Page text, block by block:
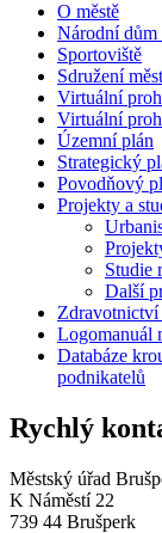
O městě
Národní dům
Sportoviště
Sdružení
Virtuální
Virtuální
Územní plán
Strategický
Povodňový
Projekty a
Studie
Další
Logomanuál
Databáze
podnikatelů
Rychlý
Městský úřad
K Náměstí 22
739 44 Brušperk